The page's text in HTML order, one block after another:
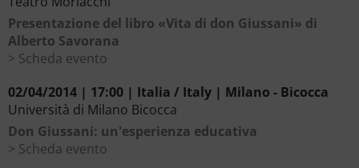
Presentazione del libro «Vita di don Giussani» di
Alberto Savorana
Scheda evento
02/04/2014 | 17:00 | Italia / Italy | Milano - Bicocca
Università di Milano Bicocca
Don Giussani: un'esperienza educativa
Scheda evento